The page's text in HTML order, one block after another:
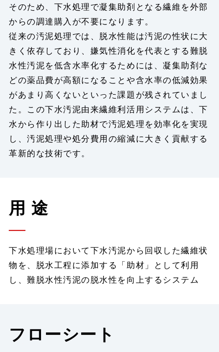
そのため、下水処理で凝集助剤となる繊維を外部
からの調達購入が不要になります。
従来の汚泥処理では、脱水性能は汚泥の性状に大
きく依存しており、嫌気性消化を代表とする難脱
水性汚泥を低含水率化するためには、凝集助剤な
どの薬品費が高額になることや含水率の低減効果
があまり高くないといった課題が残されていまし
た。この下水汚泥由来繊維利活用システムは、下
水から作り出した助材で汚泥処理を効率化を実現
し、汚泥処理や処分費用の縮減に大きく貢献する
革新的な技術です。
用 途
下水処理場において下水汚泥から回収した繊維状
物を、脱水工程に添加する「助材」として利用
し、難脱水性汚泥の脱水性を向上するシステム
フローシート